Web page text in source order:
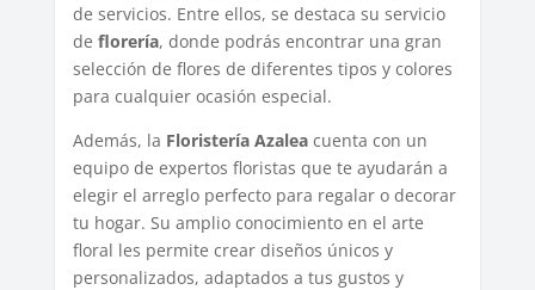
de servicios. Entre ellos, se destaca su servicio
de florería, donde podrás encontrar una gran
selección de flores de diferentes tipos y colores
para cualquier ocasión especial.
Además, la Floristería Azaleacuenta con un
equipo de expertos floristas que te ayudarán a
elegir el arreglo perfecto para regalar o decorar
tu hogar. Su amplio conocimiento en el arte
floral les permite crear diseños únicos y
personalizados, adaptados a tus gustos y